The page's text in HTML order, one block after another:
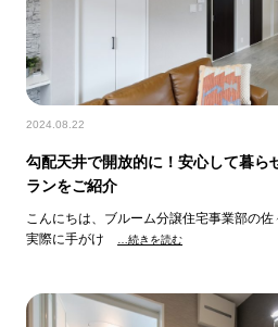
2024.08.22
勾配天井で開放的に！安心して暮ら
ランをご紹介
こんにちは、ブルーム分譲住宅事業部の
実際に手がけ
…続きを読む